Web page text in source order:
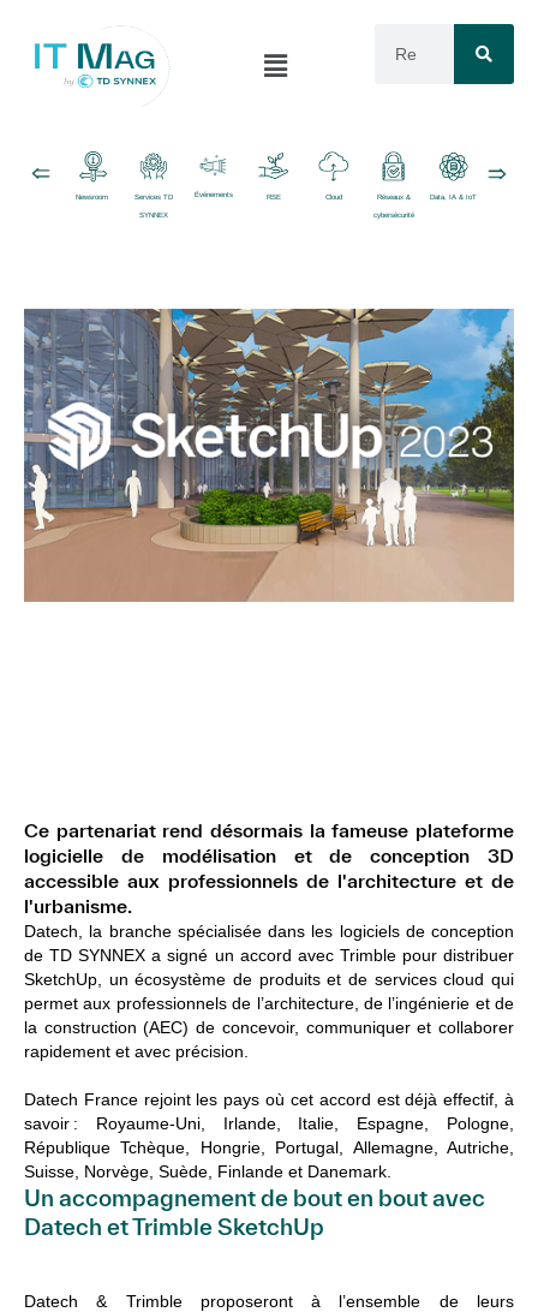
Newsroom Services TD
SYNNEX
Événements RSE Cloud Réseaux &
cybersécurité
Data, IA & IoT
Ce partenariat rend désormais la fameuse plateforme
logicielle de modélisation et de conception 3D
accessible aux professionnels de l'architecture et de
l'urbanisme.
Datech, la branche spécialisée dans les logiciels de conception
de TD SYNNEX a signé un accord avec Trimble pour distribuer
SketchUp, un écosystème de produits et de services cloud qui
permet aux professionnels de l’architecture, de l’ingénierie et de
la construction (AEC) de concevoir, communiquer et collaborer
rapidement et avec précision.
Datech France rejoint les pays où cet accord est déjà effectif, à
savoir : Royaume-Uni, Irlande, Italie, Espagne, Pologne,
République Tchèque, Hongrie, Portugal, Allemagne, Autriche,
Suisse, Norvège, Suède, Finlande et Danemark.
Un accompagnement de bout en bout avec
Datech et Trimble SketchUp
Datech & Trimble proposeront à l’ensemble de leurs